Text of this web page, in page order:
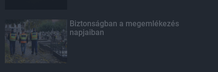
Biztonságban a megemlékezés
napjaiban